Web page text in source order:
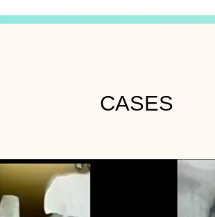
CASES